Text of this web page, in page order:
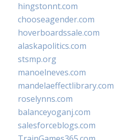
hingstonnt.com
chooseagender.com
hoverboardssale.com
alaskapolitics.com
stsmp.org
manoelneves.com
mandelaeffectlibrary.com
roselynns.com
balanceyoganj.com
salesforceblogs.com